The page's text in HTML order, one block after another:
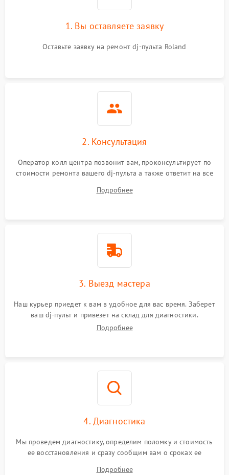
1. Вы оставляете заявку
Оставьте заявку на ремонт dj-пульта Roland
2. Консультация
Оператор колл центра позвонит вам, проконсультирует по
стоимости ремонта вашего dj-пульта а также ответит на все
Подробнее
3. Выезд мастера
Наш курьер приедет к вам в удобное для вас время. Заберет
ваш dj-пульт и привезет на склад для диагностики.
Подробнее
4. Диагностика
Мы проведем диагностику, определим поломку и стоимость
ее восстановления и сразу сообщим вам о сроках ее
Подробнее